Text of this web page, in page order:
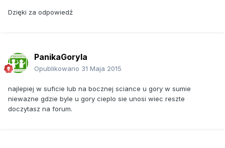
Dzięki za odpowiedź
PanikaGoryla
Opublikowano 31 Maja 2015
najlepiej w suficie lub na bocznej sciance u gory w sumie
niewazne gdzie byle u gory cieplo sie unosi wiec reszte
doczytasz na forum.